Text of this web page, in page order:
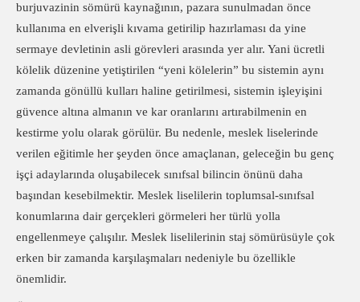
burjuvazinin sömürü kaynağının, pazara sunulmadan önce
kullanıma en elverişli kıvama getirilip hazırlaması da yine
sermaye devletinin asli görevleri arasında yer alır. Yani ücretli
kölelik düzenine yetiştirilen “yeni kölelerin” bu sistemin aynı
zamanda gönüllü kulları haline getirilmesi, sistemin işleyişini
güvence altına almanın ve kar oranlarını artırabilmenin en
kestirme yolu olarak görülür. Bu nedenle, meslek liselerinde
verilen eğitimle her şeyden önce amaçlanan, geleceğin bu genç
işçi adaylarında oluşabilecek sınıfsal bilincin önünü daha
başından kesebilmektir. Meslek liselilerin toplumsal-sınıfsal
konumlarına dair gerçekleri görmeleri her türlü yolla
engellenmeye çalışılır. Meslek liselilerinin staj sömürüsüyle çok
erken bir zamanda karşılaşmaları nedeniyle bu özellikle
önemlidir.